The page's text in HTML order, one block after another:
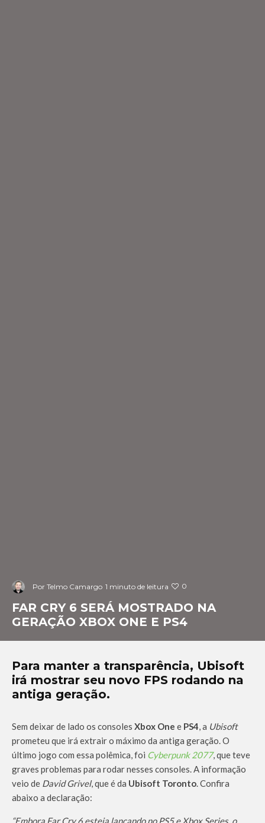
Por Telmo Camargo 1 minuto de leitura 0
FAR CRY 6 SERÁ MOSTRADO NA
GERAÇÃO XBOX ONE E PS4
Para manter a transparência, Ubisoft
irá mostrar seu novo FPS rodando na
antiga geração.
Sem deixar de lado os consoles Xbox One e PS4, a Ubisoft
prometeu que irá extrair o máximo da antiga geração. O
último jogo com essa polêmica, foi Cyberpunk 2077, que teve
graves problemas para rodar nesses consoles. A informação
veio de David Grivel, que é da Ubisoft Toronto. Confira
abaixo a declaração:
“Embora Far Cry 6 esteja lançando no PS5 e Xbox Series, o